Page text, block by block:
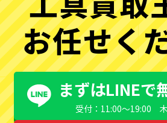
お任せく
まずはLINEで
受付：11:00〜19:00